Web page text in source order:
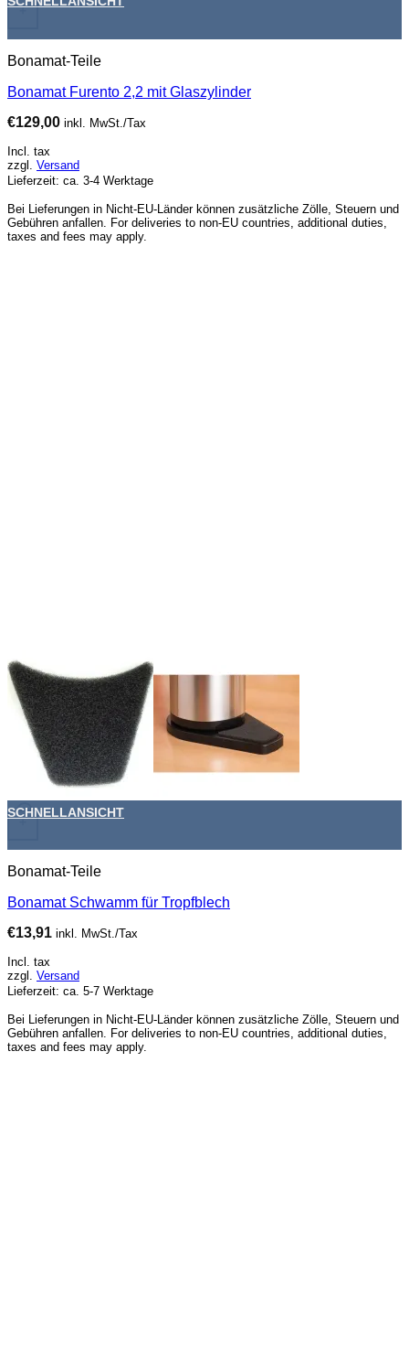
+
Bonamat-Teile
Bonamat Furento 2,2 mit Glaszylinder
€129,00 inkl. MwSt./Tax
Incl. tax
zzgl. Versand
Lieferzeit: ca. 3-4 Werktage
Bei Lieferungen in Nicht-EU-Länder können zusätzliche Zölle, Steuern und
Gebühren anfallen. For deliveries to non-EU countries, additional duties,
taxes and fees may apply.
+
SCHNELLANSICHT
Bonamat-Teile
Bonamat Schwamm für Tropfblech
€13,91 inkl. MwSt./Tax
Incl. tax
zzgl. Versand
Lieferzeit: ca. 5-7 Werktage
Bei Lieferungen in Nicht-EU-Länder können zusätzliche Zölle, Steuern und
Gebühren anfallen. For deliveries to non-EU countries, additional duties,
taxes and fees may apply.